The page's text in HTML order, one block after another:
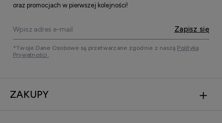
oraz promocjach w pierwszej kolejności!
Zapisz się
*Twoje Dane Osobowe są przetwarzane zgodnie z naszą Polityką
Prywatności.
ZAKUPY